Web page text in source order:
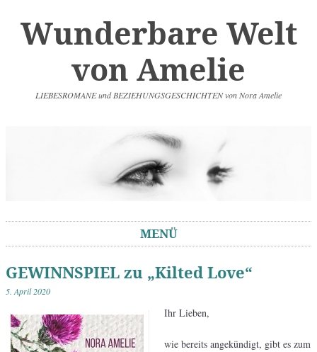
Wunderbare Welt
von Amelie
LIEBESROMANE und BEZIEHUNGSGESCHICHTEN von Nora Amelie
MENÜ
GEWINNSPIEL zu „Kilted Love“
5. April 2020
Ihr Lieben,
wie bereits angekündigt, gibt es zum